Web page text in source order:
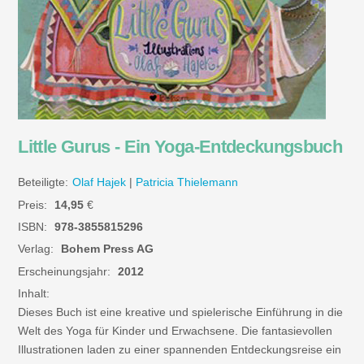
Little Gurus - Ein Yoga-Entdeckungsbuch
Beteiligte: Olaf Hajek | Patricia Thielemann
Preis:
14,95 €
ISBN:
978-3855815296
Verlag:
Bohem Press AG
Erscheinungsjahr:
2012
Inhalt:
Dieses Buch ist eine kreative und spielerische Einführung in die
Welt des Yoga für Kinder und Erwachsene. Die fantasievollen
Illustrationen laden zu einer spannenden Entdeckungsreise ein